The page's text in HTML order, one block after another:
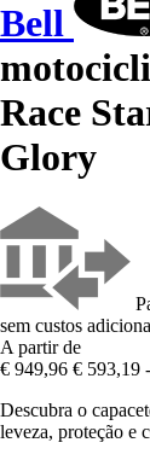
Bell
Race
Glory
sem custos
A partir de
€ 949,96 € 593,19
Descubra o
leveza, proteção e